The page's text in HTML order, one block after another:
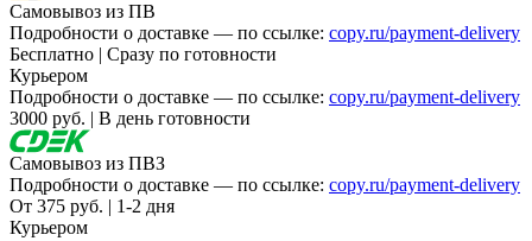
Самовывоз из ПВ
Подробности о доставке — по ссылке: copy.ru/payment-delivery
Бесплатно | Сразу по готовности
Курьером
Подробности о доставке — по ссылке: copy.ru/payment-delivery
3000 руб. | В день готовности
Самовывоз из ПВЗ
Подробности о доставке — по ссылке: copy.ru/payment-delivery
От 375 руб. | 1-2 дня
Курьером